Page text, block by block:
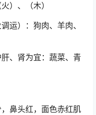
）、（木）
运）：狗肉、羊肉、
、肾为宜：蔬菜、青
鼻头红，面色赤红肌